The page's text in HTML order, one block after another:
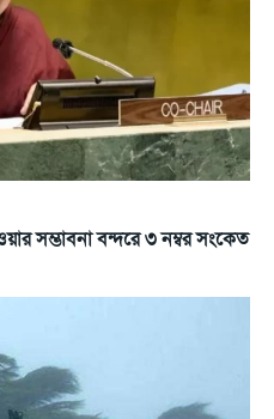
সম্ভাবনা বন্দরে ৩ নম্বর সংকেত